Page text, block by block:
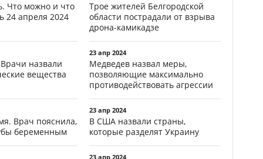
Что можно и что
24 апреля 2024
назвали
вещества
Врач пояснила,
беременным
Трое жителей Белгородской
области пострадали от взрыва
дрона-камикадзе
23 апр 2024
Медведев назвал меры,
позволяющие максимально
противодействовать агрессии
23 апр 2024
В США назвали страны,
которые разделят Украину
23 апр 2024